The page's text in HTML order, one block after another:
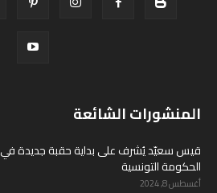
المنشورات الشائعة
قيس سعيّد يُشرف على بداية حقبة جديدة في
الحكومة التونسية
أغسطس 8, 2024